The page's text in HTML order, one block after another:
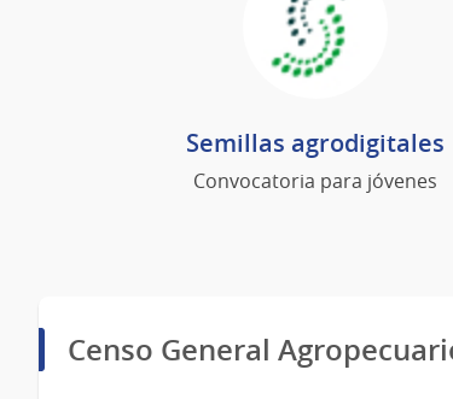
Semillas agrodigitales
Convocatoria para jóvenes
Censo General